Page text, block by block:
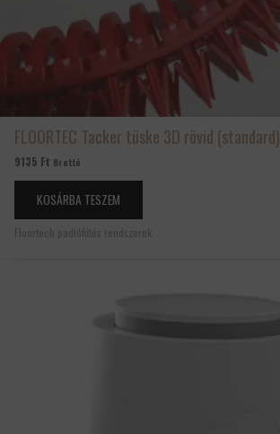
FLOORTEC Tacker tüske 3D rövid (standard)
9135 Ft Bruttó
KOSÁRBA TESZEM
Floortech padlófűtés rendszerek